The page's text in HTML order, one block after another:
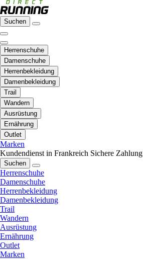
Suchen
Herrenschuhe
Damenschuhe
Herrenbekleidung
Damenbekleidung
Trail
Wandern
Ausrüstung
Ernährung
Outlet
Marken
Kundendienst in Frankreich Sichere Zahlung
Suchen
Herrenschuhe
Damenschuhe
Herrenbekleidung
Damenbekleidung
Trail
Wandern
Ausrüstung
Ernährung
Outlet
Marken